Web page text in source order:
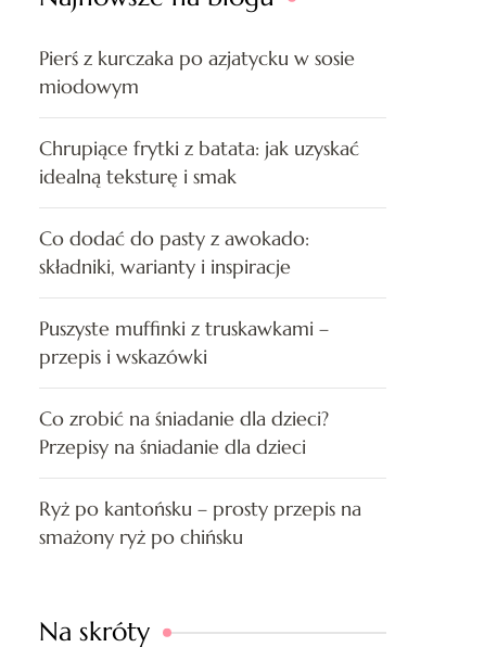
Pierś z kurczaka po azjatycku w sosie
miodowym
Chrupiące frytki z batata: jak uzyskać
idealną teksturę i smak
Co dodać do pasty z awokado:
składniki, warianty i inspiracje
Puszyste muffinki z truskawkami –
przepis i wskazówki
Co zrobić na śniadanie dla dzieci?
Przepisy na śniadanie dla dzieci
Ryż po kantońsku – prosty przepis na
smażony ryż po chińsku
Na skróty